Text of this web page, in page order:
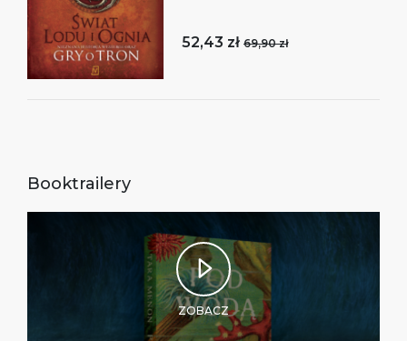
52,43 zł 69,90 zł
Booktrailery
ZOBACZ